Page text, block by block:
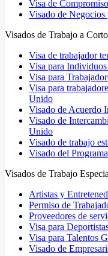
Visa de
Visado de
Visados de Trabajo a
Visa de trabajador
Visa para
Visa para
Visa para
Unido
Visado de Acuerdo
Visado de
Unido
Visado de trabajo
Visado del
Visados de Trabajo
Artistas y
Permiso de
Proveedores de
Visa para
Visa para Talentos
Visado de